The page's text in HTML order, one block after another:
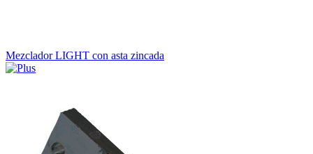
Mezclador LIGHT con asta zincada